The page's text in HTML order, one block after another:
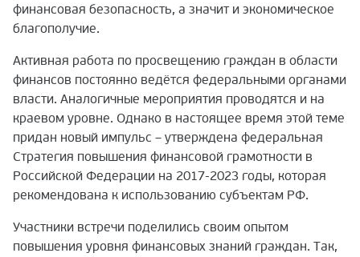
финансовая безопасность, а значит и экономическое
благополучие.
Активная работа по просвещению граждан в области
финансов постоянно ведётся федеральными органами
власти. Аналогичные мероприятия проводятся и на
краевом уровне. Однако в настоящее время этой теме
придан новый импульс – утверждена федеральная
Стратегия повышения финансовой грамотности в
Российской Федерации на 2017-2023 годы, которая
рекомендована к использованию субъектам РФ.
Участники встречи поделились своим опытом
повышения уровня финансовых знаний граждан. Так,